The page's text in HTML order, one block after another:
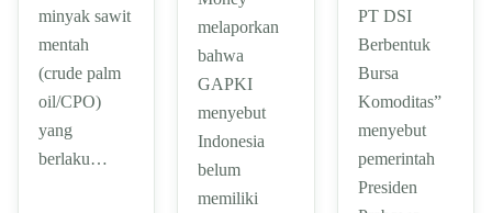
minyak sawit
mentah
(crude palm
oil/CPO)
yang
berlaku…
melaporkan
bahwa
GAPKI
menyebut
Indonesia
belum
memiliki
PT DSI
Berbentuk
Bursa
Komoditas”
menyebut
pemerintah
Presiden